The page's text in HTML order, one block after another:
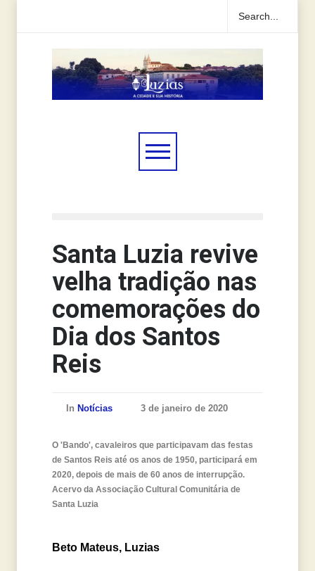
Santa Luzia revive
velha tradição nas
comemorações do
Dia dos Santos
Reis
In Notícias 3 de janeiro de 2020
O 'Bando', cavaleiros que participavam das festas
de Santos Reis até os anos de 1950, participará em
2020, depois de mais de 60 anos de interrupção.
Acervo da Associação Cultural Comunitária de
Santa Luzia
Beto Mateus, Luzias